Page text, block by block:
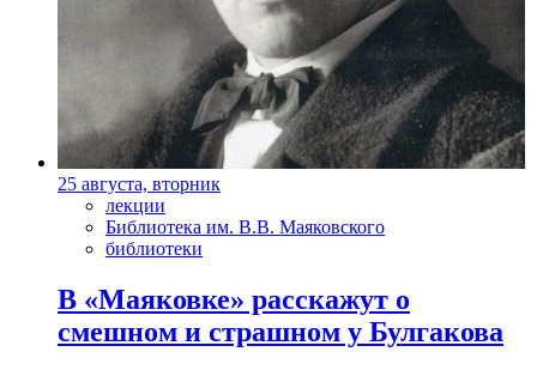
25 августа, вторник
лекции
Библиотека им. В.В. Маяковского
библиотеки
В «Маяковке» расскажут о
смешном и страшном у Булгакова